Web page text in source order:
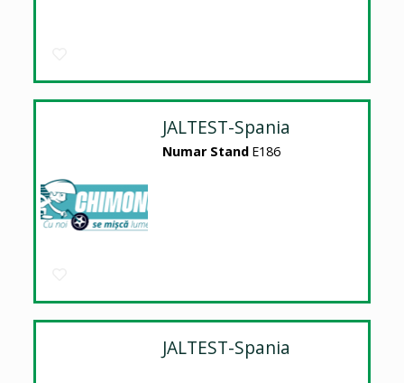
JALTEST-Spania
Numar Stand E186
JALTEST-Spania